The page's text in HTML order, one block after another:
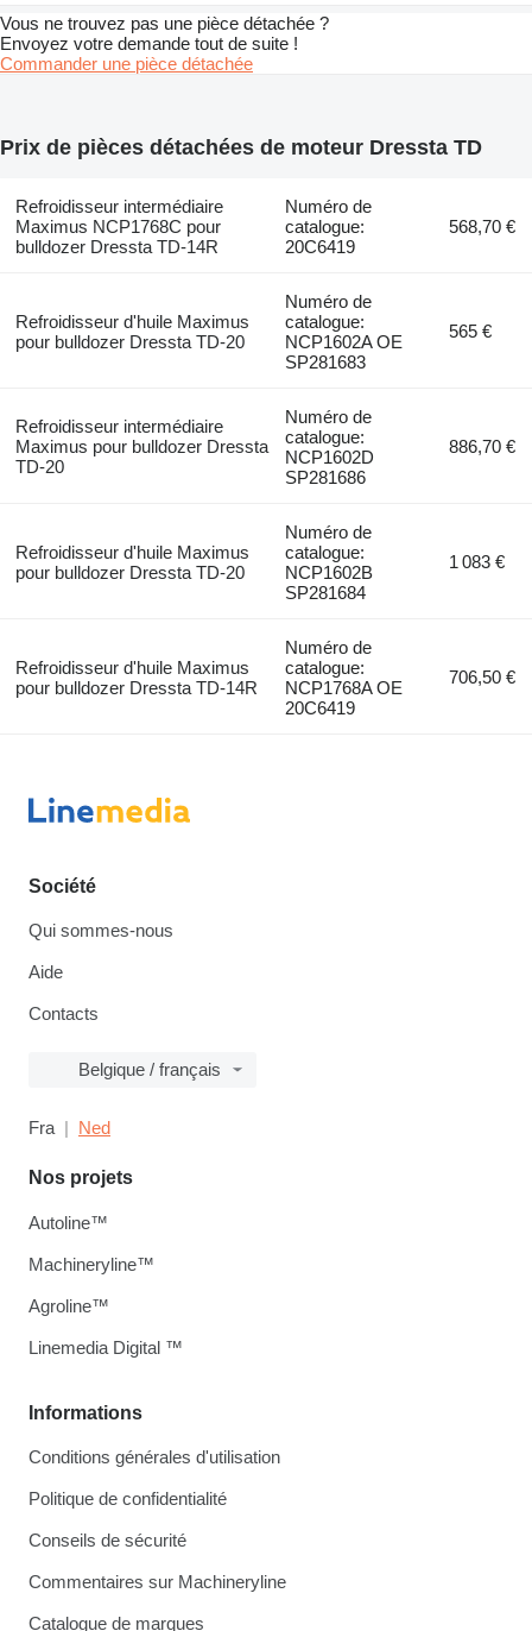
Vous ne trouvez pas une pièce détachée ?
Envoyez votre demande tout de suite !
Commander une pièce détachée
Prix de pièces détachées de moteur Dressta TD
Refroidisseur intermédiaire
Maximus NCP1768C pour
bulldozer Dressta TD-14R
Numéro de
catalogue:
20C6419
568,70 €
Refroidisseur d'huile Maximus
pour bulldozer Dressta TD-20
Numéro de
catalogue:
NCP1602A OE
SP281683
565 €
Refroidisseur intermédiaire
Maximus pour bulldozer Dressta
TD-20
Numéro de
catalogue:
NCP1602D
SP281686
886,70 €
Refroidisseur d'huile Maximus
pour bulldozer Dressta TD-20
Numéro de
catalogue:
NCP1602B
SP281684
1 083 €
Refroidisseur d'huile Maximus
pour bulldozer Dressta TD-14R
Numéro de
catalogue:
NCP1768A OE
20C6419
706,50 €
Société
Qui sommes-nous
Aide
Contacts
Belgique / français
Fra Ned
Informations
Conditions générales d'utilisation
Politique de confidentialité
Conseils de sécurité
Commentaires sur Machineryline
Catalogue de marques
Nos projets
Autoline™
Machineryline™
Agroline™
Linemedia Digital ™